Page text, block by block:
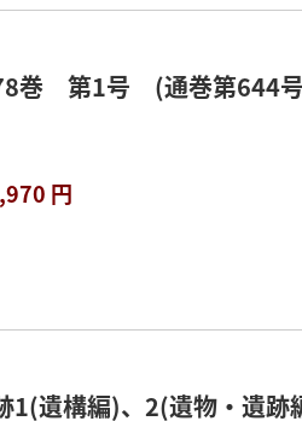
巻 第1号 (通巻第644
円
1(遺構編)、2(遺物・遺跡